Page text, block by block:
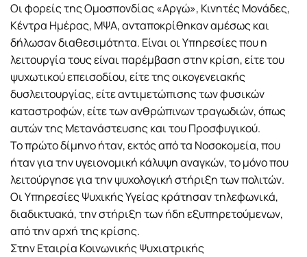
Οι φορείς της Ομοσπονδίας «Αργώ», Κινητές Μονάδες,
Κέντρα Ημέρας, ΜΨΑ, ανταποκρίθηκαν αμέσως και
δήλωσαν διαθεσιμότητα. Είναι οι Υπηρεσίες που η
λειτουργία τους είναι παρέμβαση στην κρίση, είτε του
ψυχωτικού επεισοδίου, είτε της οικογενειακής
δυσλειτουργίας, είτε αντιμετώπισης των φυσικών
καταστροφών, είτε των ανθρώπινων τραγωδιών, όπως
αυτών της Μετανάστευσης και του Προσφυγικού.
Το πρώτο δίμηνο ήταν, εκτός από τα Νοσοκομεία, που
ήταν για την υγειονομική κάλυψη αναγκών, το μόνο που
λειτούργησε για την ψυχολογική στήριξη των πολιτών.
Οι Υπηρεσίες Ψυχικής Υγείας κράτησαν τηλεφωνικά,
διαδικτυακά, την στήριξη των ήδη εξυπηρετούμενων,
από την αρχή της κρίσης.
Στην Εταιρία Κοινωνικής Ψυχιατρικής